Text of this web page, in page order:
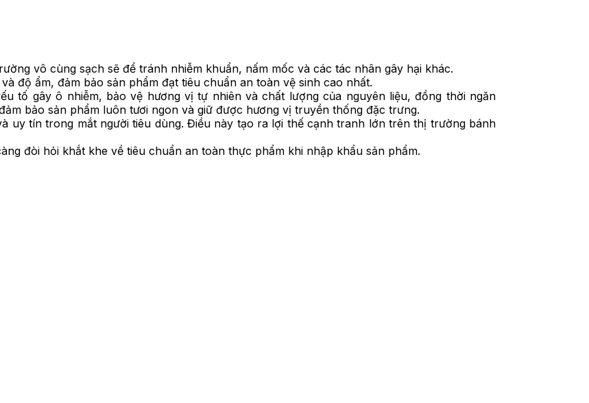
vô cùng sạch sẽ để tránh nhiễm khuẩn, nấm mốc và các tác nhân gây hại khác.
độ ẩm, đảm bảo sản phẩm đạt tiêu chuẩn an toàn vệ sinh cao nhất.
tố gây ô nhiễm, bảo vệ hương vị tự nhiên và chất lượng của nguyên liệu, đồng thời ngăn
bảo sản phẩm luôn tươi ngon và giữ được hương vị truyền thống đặc trưng.
uy tín trong mắt người tiêu dùng. Điều này tạo ra lợi thế cạnh tranh lớn trên thị trường bánh
đòi hỏi khắt khe về tiêu chuẩn an toàn thực phẩm khi nhập khẩu sản phẩm.